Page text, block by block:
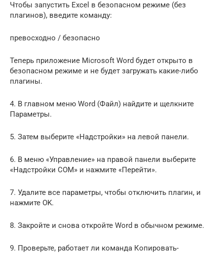
Чтобы запустить Excel в безопасном режиме (без
плагинов), введите команду:
превосходно / безопасно
Теперь приложение Microsoft Word будет открыто в
безопасном режиме и не будет загружать какие-либо
плагины.
4. В главном меню Word (Файл) найдите и щелкните
Параметры.
5. Затем выберите «Надстройки» на левой панели.
6. В меню «Управление» на правой панели выберите
«Надстройки COM» и нажмите «Перейти».
7. Удалите все параметры, чтобы отключить плагин, и
нажмите OK.
8. Закройте и снова откройте Word в обычном режиме.
9. Проверьте, работает ли команда Копировать-